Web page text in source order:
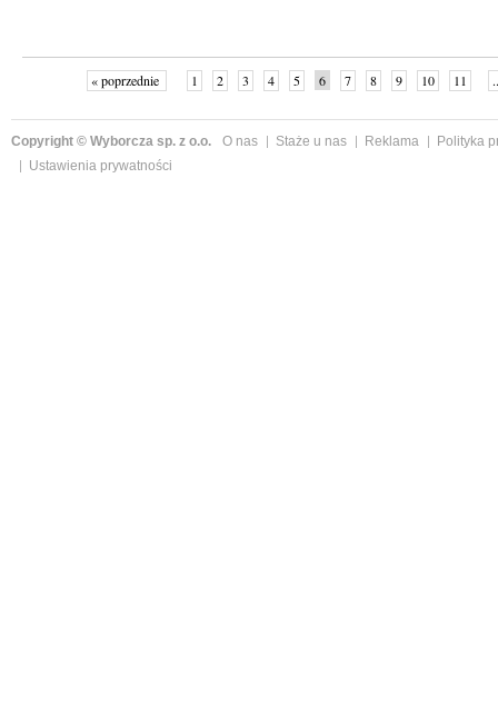
« poprzednie 1 2 3 4 5 6 7 8 9 10 11
Copyright © Wyborcza sp. z o.o. O nas Staże u nas Reklama
Polityka
Ustawienia prywatności